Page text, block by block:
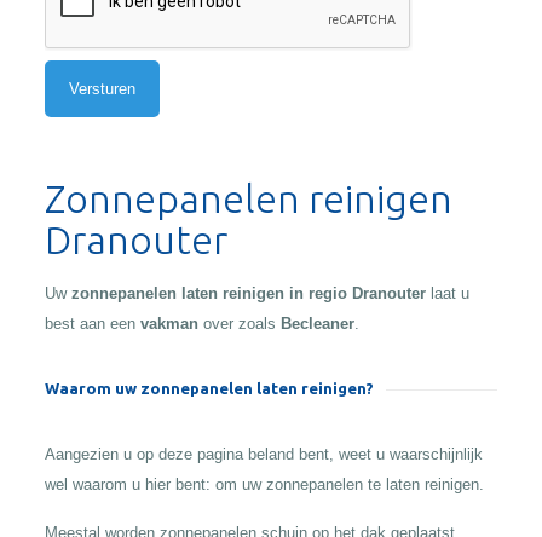
Zonnepanelen reinigen
Dranouter
Uw zonnepanelen laten reinigen in regio Dranouter laat u
best aan een vakman over zoals Becleaner.
Waarom uw zonnepanelen laten reinigen?
Aangezien u op deze pagina beland bent, weet u waarschijnlijk
wel waarom u hier bent: om uw zonnepanelen te laten reinigen.
Meestal worden zonnepanelen schuin op het dak geplaatst,